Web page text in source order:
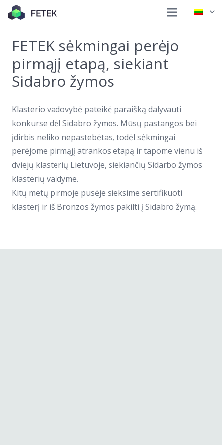
FETEK sėkmingai perėjo
pirmąjį etapą, siekiant
Sidabro žymos
Klasterio vadovybė pateikė paraišką dalyvauti
konkurse dėl Sidabro žymos. Mūsų pastangos bei
įdirbis neliko nepastebėtas, todėl sėkmingai
perėjome pirmąjį atrankos etapą ir tapome vienu iš
dviejų klasterių Lietuvoje, siekiančių Sidarbo žymos
klasterių valdyme.
Kitų metų pirmoje pusėje sieksime sertifikuoti
klasterį ir iš Bronzos žymos pakilti į Sidabro žymą.